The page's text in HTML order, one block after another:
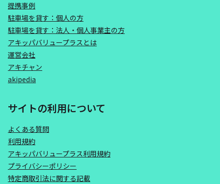
提携事例
駐車場を貸す：個人の方
駐車場を貸す：法人・個人事業主の方
アキッパバリュープラスとは
運営会社
アキチャン
akipedia
サイトの利用について
よくある質問
利用規約
アキッパバリュープラス利用規約
プライバシーポリシー
特定商取引法に関する記載